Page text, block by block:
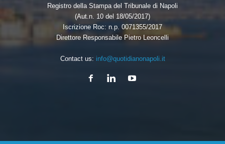
Registro della Stampa del Tribunale di Napoli
(Aut.n. 10 del 18/05/2017)
Iscrizione Roc: n.p. 0071355/2017
Direttore Responsabile Pietro Leoncelli
Contact us: info@quotidianonapoli.it